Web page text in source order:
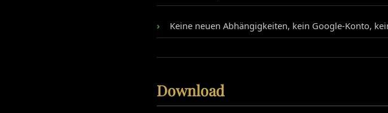
Keine neuen Abhängigkeiten, kein Google-Konto,
Download